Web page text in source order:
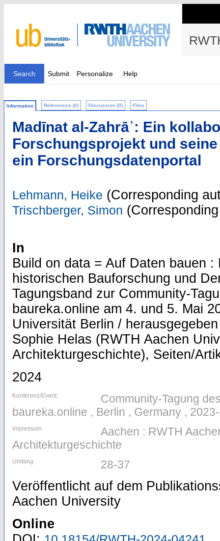
Search Submit Personalize Help
Information References (0) Discussion (0) Files
Madīnat al-Zahrāʾ: Ein
Forschungsprojekt und
ein Forschungsdatenportal
Lehmann, Heike (Corresponding
Trischberger, Simon
In
Build on data = Auf Daten bauen
historischen Bauforschung und
Tagungsband zur Community-
baureka.online am 4. und 5. Mai
Universität Berlin /
Sophie Helas (RWTH Aachen
Architekturgeschichte), Seiten/
2024
Konferenz/Event:
Community-Tagung
baureka.online , Berlin , Germany ,
Impressum
Aachen : RWTH
Architekturgeschichte
Umfang 28-37
Veröffentlicht auf dem
Aachen University
Online